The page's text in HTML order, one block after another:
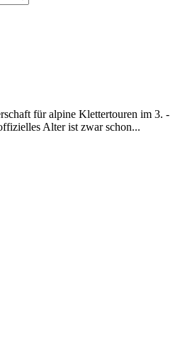
für alpine Klettertouren im 3. -
Alter ist zwar schon...